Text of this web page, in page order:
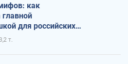
как
главной
для российских
т.